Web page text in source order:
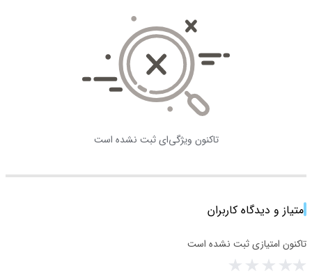
تاکنون ویژگی‌ای ثبت نشده است
امتیاز و دیدگاه کاربران
تاکنون امتیازی ثبت نشده است